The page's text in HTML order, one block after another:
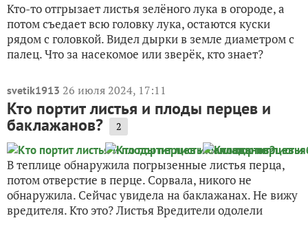
Кто-то отгрызает листья зелёного лука в огороде, а
потом съедает всю головку лука, остаются куски
рядом с головкой. Видел дырки в земле диаметром с
палец. Что за насекомое или зверёк, кто знает?
svetik1913 26 июля 2024, 17:11
Кто портит листья и плоды перцев и
баклажанов? 2
В теплице обнаружила погрызенные листья перца,
потом отверстие в перце. Сорвала, никого не
обнаружила. Сейчас увидела на баклажанах. Не вижу
вредителя. Кто это? Листья Вредители одолели